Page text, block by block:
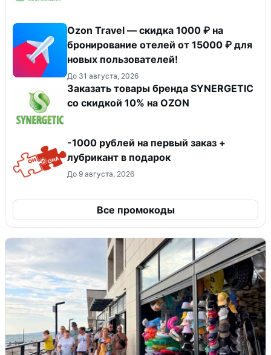
Ozon Travel — скидка 1000 ₽ на
бронирование отелей от 15000 ₽ для
новых пользователей!
До 31 августа, 2026
Заказать товары бренда SYNERGETIC
со скидкой 10% на OZON
-1000 рублей на первый заказ +
лубрикант в подарок
До 9 августа, 2026
Все промокоды